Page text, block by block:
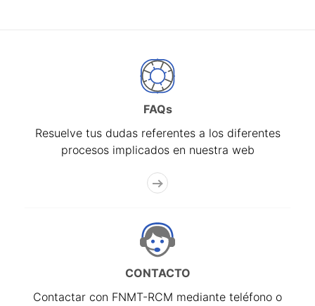
FAQs
Resuelve tus dudas referentes a los diferentes
procesos implicados en nuestra web
CONTACTO
Contactar con FNMT-RCM mediante teléfono o